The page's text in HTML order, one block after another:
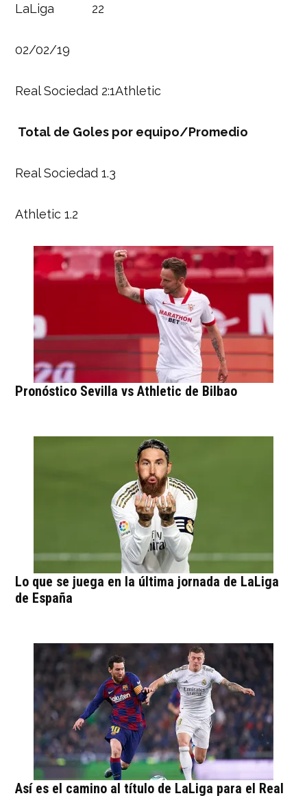
LaLiga 22
02/02/19
Real Sociedad 2:1Athletic
Total de Goles por equipo/Promedio
Real Sociedad 1.3
Athletic 1.2
Pronóstico Sevilla vs Athletic de Bilbao
Lo que se juega en la última jornada de LaLiga
de España
Así es el camino al título de LaLiga para el Real